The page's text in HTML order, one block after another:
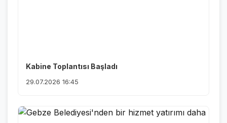
Kabine Toplantısı Başladı
29.07.2026 16:45